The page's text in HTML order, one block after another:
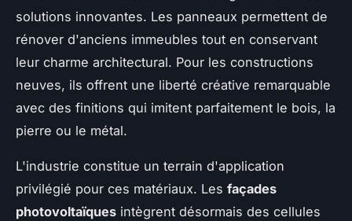
solutions innovantes. Les panneaux permettent de
rénover d'anciens immeubles tout en conservant
leur charme architectural. Pour les constructions
neuves, ils offrent une liberté créative remarquable
avec des finitions qui imitent parfaitement le bois, la
pierre ou le métal.
L'industrie constitue un terrain d'application
privilégié pour ces matériaux. Les façades
photovoltaïques intègrent désormais des cellules